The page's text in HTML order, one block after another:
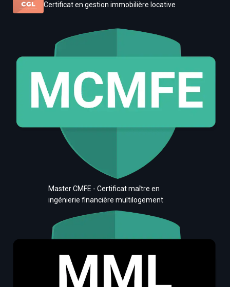
Certificat en gestion immobilière locative
Master CMFE - Certificat maître en
ingénierie financière multilogement